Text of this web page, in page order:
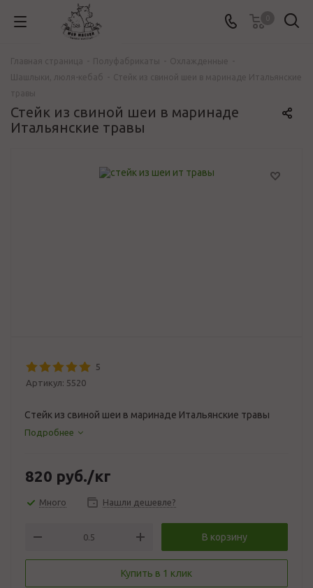
Стейк из свиной шеи в маринаде
Итальянские травы
5
Артикул: 5520
Стейк из свиной шеи в маринаде Итальянские травы
Подробнее
820 руб./кг
Много Нашли дешевле?
В корзину
Купить в 1 клик